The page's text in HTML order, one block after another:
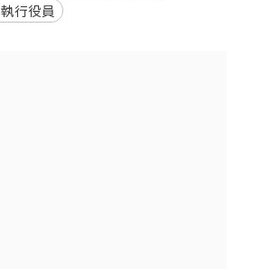
執行役員